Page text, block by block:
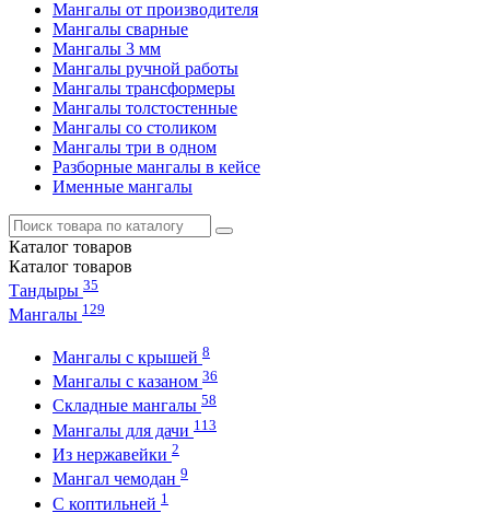
Мангалы от производителя
Мангалы сварные
Мангалы 3 мм
Мангалы ручной работы
Мангалы трансформеры
Мангалы толстостенные
Мангалы со столиком
Мангалы три в одном
Разборные мангалы в кейсе
Именные мангалы
Каталог товаров
Каталог товаров
Тандыры 35
Мангалы 129
Мангалы с крышей 8
Мангалы с казаном 36
Складные мангалы 58
Мангалы для дачи 113
Из нержавейки 2
Мангал чемодан 9
С коптильней 1